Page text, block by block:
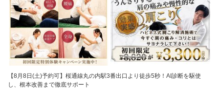
【8月8日(土)予約可】桜通線丸の内駅3番出口より徒歩5秒！AI診断を駆使
し、根本改善まで徹底サポート